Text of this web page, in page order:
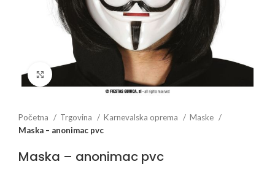
Početna Trgovina Karnevalska oprema
Maske
Maska – anonimac pvc
Maska – anonimac pvc